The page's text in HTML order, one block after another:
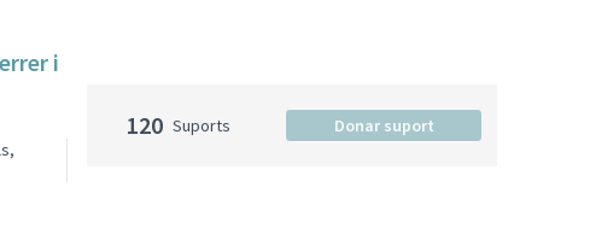
i
120 Suports Donar suport